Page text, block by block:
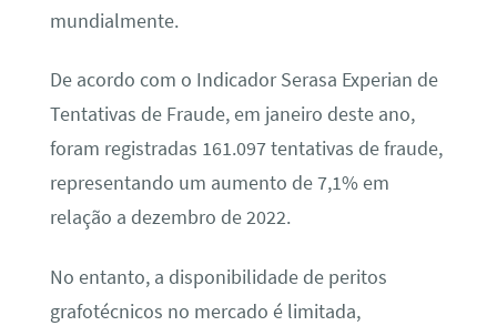
mundialmente.
De acordo com o Indicador Serasa Experian de
Tentativas de Fraude, em janeiro deste ano,
foram registradas 161.097 tentativas de fraude,
representando um aumento de 7,1% em
relação a dezembro de 2022.
No entanto, a disponibilidade de peritos
grafotécnicos no mercado é limitada,